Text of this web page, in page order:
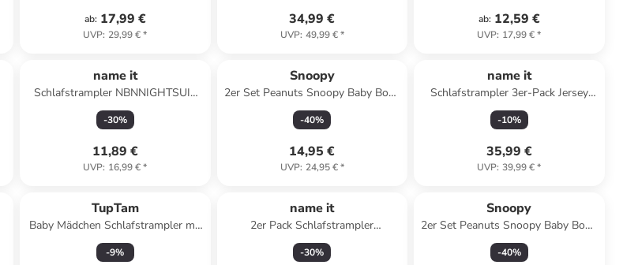
ab: 17,99 €
UVP: 29,99 €*
34,99 €
UVP: 49,99 €*
ab: 12,59 €
UVP: 17,99 €*
name it
Schlafstrampler NBNNIGHTSUIT
ZIP KOALA in flint stone
-30%
11,89 €
UVP: 16,99 €*
Snoopy
2er Set Peanuts Snoopy Baby Body
Strampler Schlafstrampler Langarm
in rosa
-40%
14,95 €
UVP: 24,95 €*
name it
Schlafstrampler 3er-Pack Jersey
Nbnnightsuit in vintage khaki
-10%
35,99 €
UVP: 39,99 €*
TupTam
Baby Mädchen Schlafstrampler mit
Fuß 3er Pack in weiß/beige
-9%
name it
2er Pack Schlafstrampler
NBFNIGHTSUIT FLOWER in jet
stream
-30%
Snoopy
2er Set Peanuts Snoopy Baby Body
Strampler Schlafstrampler Langarm
in blau/grau
-40%